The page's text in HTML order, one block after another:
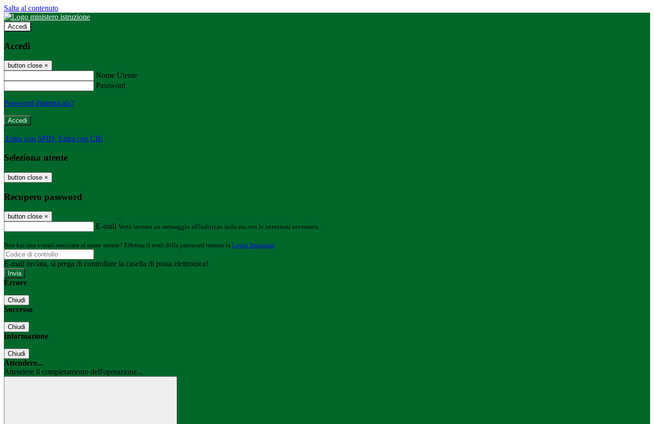
Salta al contenuto
Accedi
Accedi
button close ×
Nome Utente
Password
Password dimenticata?
-
Entra con SPID Entra con CIE
Seleziona utente
button close ×
Recupero password
button close ×
E-mail Verrà inviato un messaggio all'indirizzo indicato con le istruzioni necessarie.
Non hai una e-mail associata al nome utente? Effettua il reset della password tramite la Login Spaggiari
E-mail inviata, si prega di controllare la casella di posta elettronica!
Errore
Chiudi
Successo
Chiudi
Informazione
Chiudi
Attendere...
Attendere il completamento dell'operazione...